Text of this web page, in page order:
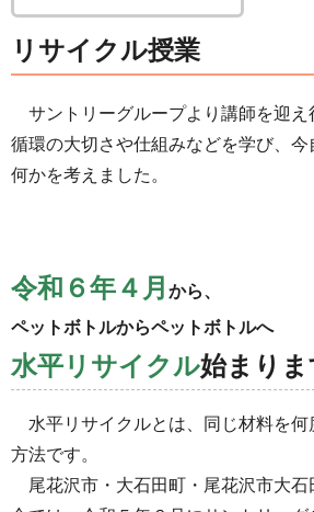
リサイクル授業
サントリーグループより講師を迎え
循環の大切さや仕組みなどを学び、
何かを考えました。
令和６年４月 から、
ペットボトルからペットボトルへ
水平リサイクル始まりま
水平リサイクルとは、同じ材料を何
方法です。
尾花沢市・大石田町・尾花沢市大石